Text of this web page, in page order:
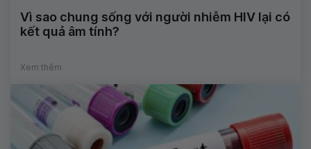
Vì sao chung sống với người nhiễm HIV lại có
kết quả âm tính?
Xem thêm